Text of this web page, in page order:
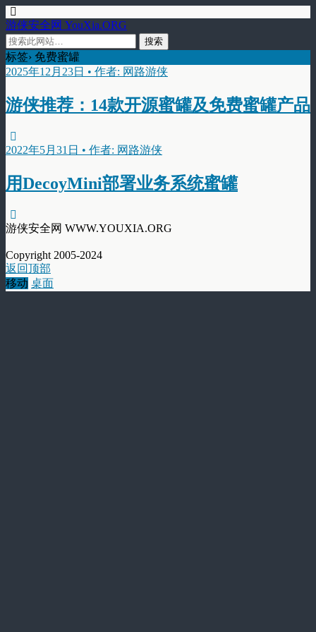
游侠安全网 YouXia.ORG
标签› 免费蜜罐
2025年12月23日 • 作者: 网路游侠
游侠推荐：14款开源蜜罐及免费蜜罐产品
2022年5月31日 • 作者: 网路游侠
用DecoyMini部署业务系统蜜罐
游侠安全网 WWW.YOUXIA.ORG
Copyright 2005-2024
返回顶部
移动 桌面